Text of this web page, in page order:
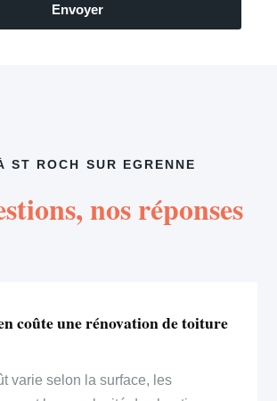
Envoyer
ST ROCH SUR EGRENNE
nos réponses
coûte une rénovation de toiture
varie selon la surface, les